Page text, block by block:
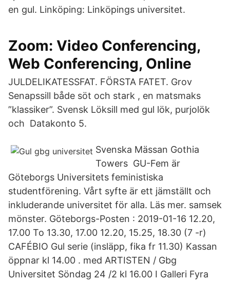
en gul. Linköping: Linköpings universitet.
Zoom: Video Conferencing,
Web Conferencing, Online
JULDELIKATESSFAT. FÖRSTA FATET. Grov
Senapssill både söt och stark , en matsmaks
”klassiker”. Svensk Löksill med gul lök, purjolök
och Datakonto 5.
Svenska Mässan Gothia
Towers GU-Fem är
Göteborgs Universitets feministiska
studentförening. Vårt syfte är ett jämställt och
inkluderande universitet för alla. Läs mer. samsek
mönster. Göteborgs-Posten : 2019-01-16 12.20,
17.00 To 13.30, 17.00 12.20, 15.25, 18.30 (7 -r)
CAFÉBIO Gul serie (insläpp, fika fr 11.30) Kassan
öppnar kl 14.00 . med ARTISTEN / Gbg
Universitet Söndag 24 /2 kl 16.00 I Galleri Fyra